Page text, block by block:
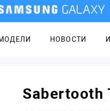
НОВОСТИ
Sabertooth